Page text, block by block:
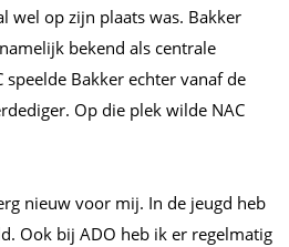
wel op zijn plaats was. Bakker
bekend als centrale
speelde Bakker echter vanaf de
Op die plek wilde NAC
nieuw voor mij. In de jeugd heb
Ook bij ADO heb ik er regelmatig